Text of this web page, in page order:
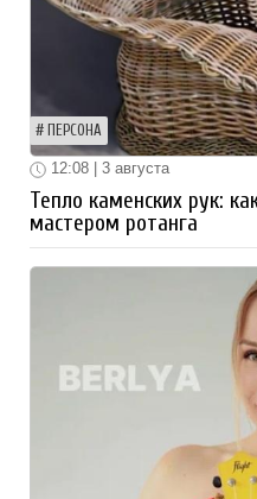
ПЕРСОНА
12:08 | 3 августа
Тепло каменских рук:
мастером ротанга